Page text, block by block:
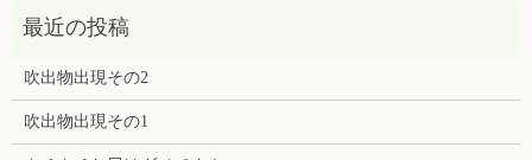
吹出物出現その2
吹出物出現その1